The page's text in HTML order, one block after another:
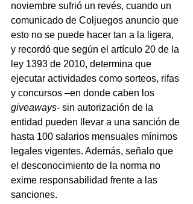
noviembre sufrió un revés, cuando un
comunicado de Coljuegos anuncio que
esto no se puede hacer tan a la ligera,
y recordó que según el artículo 20 de la
ley 1393 de 2010, determina que
ejecutar actividades como sorteos, rifas
y concursos –en donde caben los
giveaways- sin autorización de la
entidad pueden llevar a una sanción de
hasta 100 salarios mensuales mínimos
legales vigentes. Además, señalo que
el desconocimiento de la norma no
exime responsabilidad frente a las
sanciones.